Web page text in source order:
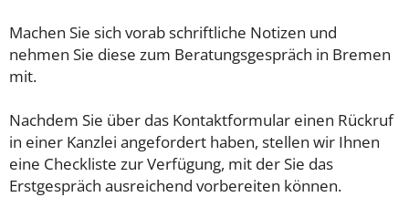
Machen Sie sich vorab schriftliche Notizen und
nehmen Sie diese zum Beratungsgespräch in Bremen
mit.
Nachdem Sie über das Kontaktformular einen Rückruf
in einer Kanzlei angefordert haben, stellen wir Ihnen
eine Checkliste zur Verfügung, mit der Sie das
Erstgespräch ausreichend vorbereiten können.